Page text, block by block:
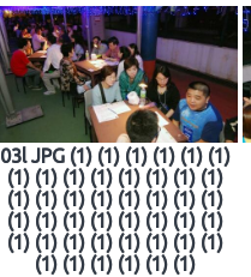
03l JPG (1) (1) (1) (1) (1) (1)
(1) (1) (1) (1) (1) (1) (1) (1)
(1) (1) (1) (1) (1) (1) (1) (1)
(1) (1) (1) (1) (1) (1) (1) (1)
(1) (1) (1) (1) (1) (1) (1) (1)
(1) (1) (1) (1) (1) (1)